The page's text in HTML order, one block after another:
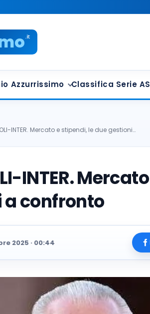
.it
Azzurrissimo Classifica Serie A
INTER. Mercato e stipendi, le due gestioni…
INTER.
confronto
2025 · 00:44